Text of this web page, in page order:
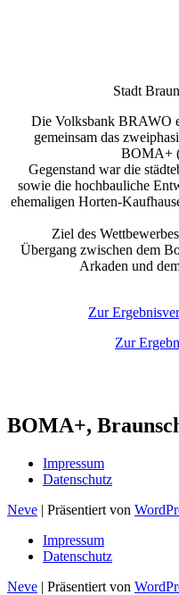
Stadt
Die Volksbank BRAWO
gemeinsam das
BOMA+
Gegenstand war die
sowie die hochbauliche
ehemaligen Horten-
Ziel des
Übergang zwischen dem
Arkaden und
Zur
Zur
BOMA+,
Impressum
Datenschutz
Neve | Präsentiert von
Impressum
Datenschutz
Neve | Präsentiert von